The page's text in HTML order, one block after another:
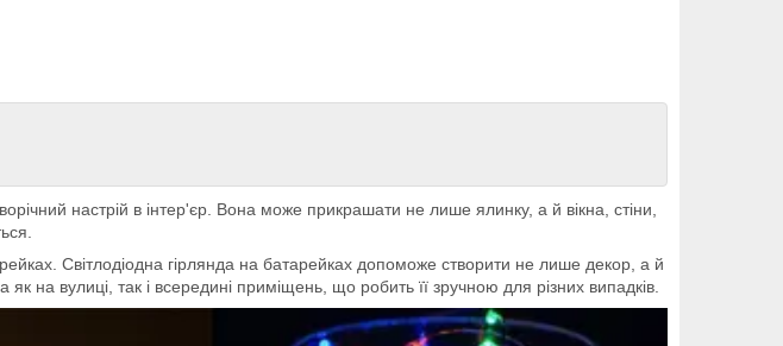
настрій в інтер'єр. Вона може прикрашати не лише ялинку, а й вікна, стіни,
Світлодіодна гірлянда на батарейках допоможе створити не лише декор, а й
на вулиці, так і всередині приміщень, що робить її зручною для різних випадків.